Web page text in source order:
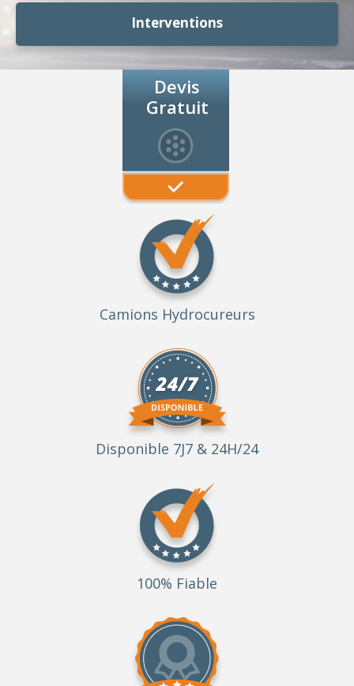
Interventions
Devis
Gratuit
Camions Hydrocureurs
Disponible 7J7 & 24H/24
100% Fiable